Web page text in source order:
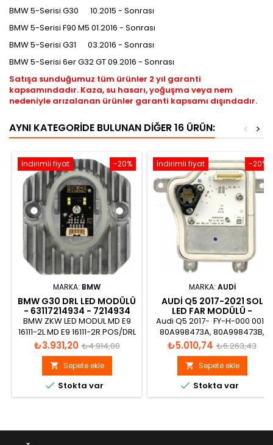
BMW 5-Serisi G30 10.2015 - Sonrası
BMW 5-Serisi F90 M5 01.2016 - Sonrası
BMW 5-Serisi G31 03.2016 - Sonrası
BMW 5-Serisi 6er G32 GT 09.2016 - Sonrası
Satışa sunduğumuz tüm ürünler 2 yıl garanti
kapsamındadır. Kaza, su hasarı, yoğuşma veya nem
nedeniyle arızalanan ürünler garanti kapsamı dışındadır.
AYNI KATEGORIDE BULUNAN DIĞER 16 ÜRÜN: >
<
-20%
İndirimli fiyat
MARKA: BMW
BMW G30 DRL LED MODÜLÜ
- 63117214934 - 7214934
BMW ZKW LED MODUL MD E9
16111-2L MD E9 16111-2R POS/DRL
5/23W 12V 1039.001
Fiyat
₺3.931,20 Normal
fiyat
₺4.914,00
 Sepete ekle
 Stokta var
-20%
İndirimli fiyat
MARKA: AUDI
AUDI Q5 2017-2021 SOL
LED FAR MODÜLÜ -
80A998473A
Audi Q5 2017- FY-H-000 001-
80A998473A, 80A998473B,
6002TX0523
Fiyat
₺5.010,74 Normal
fiyat
₺6.263,43
 Sepete ekle
 Stokta var